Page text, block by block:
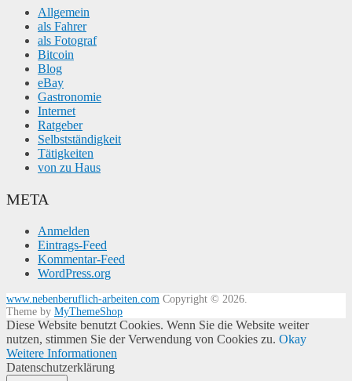
Allgemein
als Fahrer
als Fotograf
Bitcoin
Blog
eBay
Gastronomie
Internet
Ratgeber
Selbstständigkeit
Tätigkeiten
von zu Haus
META
Anmelden
Eintrags-Feed
Kommentar-Feed
WordPress.org
www.nebenberuflich-arbeiten.com Copyright © 2026.
Theme by MyThemeShop
Diese Website benutzt Cookies. Wenn Sie die Website weiter
nutzen, stimmen Sie der Verwendung von Cookies zu. Okay
Weitere Informationen
Datenschutzerklärung